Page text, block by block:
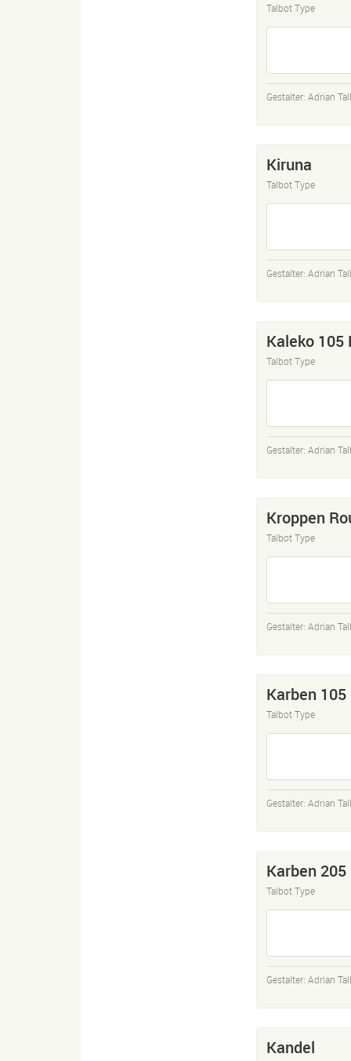
Talbot Type
Gestalter: Adrian
Kiruna
Talbot Type
Gestalter: Adrian
Kaleko 105
Talbot Type
Gestalter: Adrian
Kroppen
Talbot Type
Gestalter: Adrian
Karben
Talbot Type
Gestalter: Adrian
Karben
Talbot Type
Gestalter: Adrian
Kandel